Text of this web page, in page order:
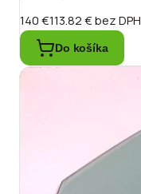
140 €113.82 €bez DPH
Do košíka